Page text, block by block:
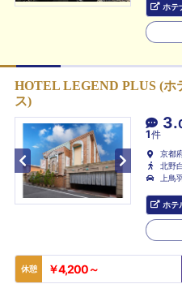
ホテ
HOTEL LEGEND PLUS (ホ
ス)
3.
1件
京都
北野
上鳥
ホテ
休憩 ￥4,200～